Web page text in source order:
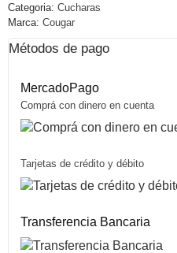
Categoria: Cucharas
Marca: Cougar
Métodos de pago
MercadoPago
Comprá con dinero en cuenta
Tarjetas de crédito y débito
Transferencia Bancaria